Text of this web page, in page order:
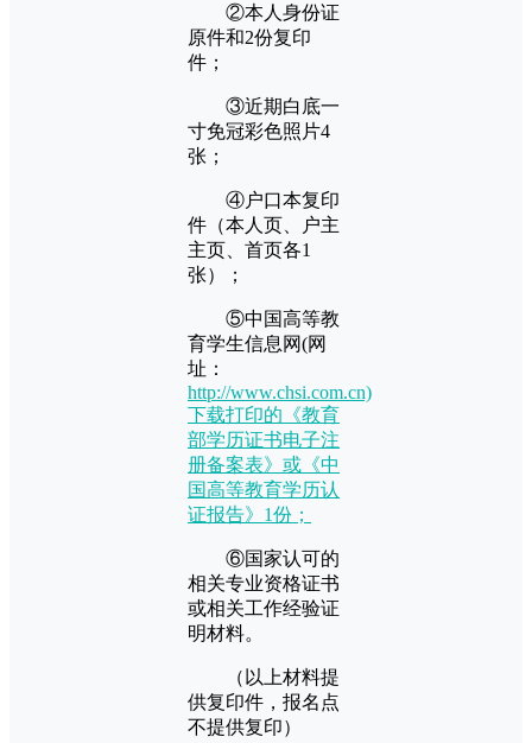
②本人身份证
原件和2份复印
件；
③近期白底一
寸免冠彩色照片4
张；
④户口本复印
件（本人页、户主
主页、首页各1
张）；
⑤中国高等教
育学生信息网(网
址：
http://www.chsi.com.cn)
下载打印的《教育
部学历证书电子注
册备案表》或《中
国高等教育学历认
证报告》1份；
⑥国家认可的
相关专业资格证书
或相关工作经验证
明材料。
（以上材料提
供复印件，报名点
不提供复印）